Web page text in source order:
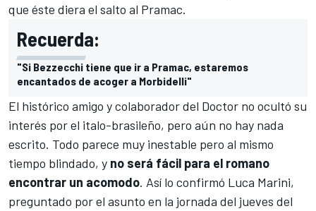
que éste diera el salto al Pramac.
Recuerda:
"Si Bezzecchi tiene que ir a Pramac, estaremos
encantados de acoger a Morbidelli"
El histórico amigo y colaborador del Doctor no ocultó su
interés por el italo-brasileño, pero aún no hay nada
escrito. Todo parece muy inestable pero al mismo
tiempo blindado, y no será fácil para el romano
encontrar un acomodo. Así lo confirmó Luca Marini,
preguntado por el asunto en la jornada del jueves del